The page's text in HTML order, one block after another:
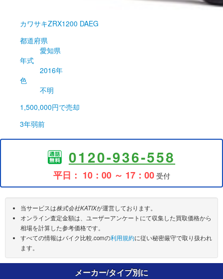
カワサキZRX1200 DAEG
都道府県
愛知県
年式
2016年
色
不明
1,500,000円で売却
3年弱前
0120-936-558
平日： 10：00 ～ 17：00受付
当サービスは株式会社KATIXが運営しております。
オンライン査定金額は、ユーザーアンケートにて収集した買取価格から
相場を計算した参考価格です。
すべての情報はバイク比較.comの利用規約に従い秘密厳守で取り扱われ
ます。
メーカー/タイプ別に